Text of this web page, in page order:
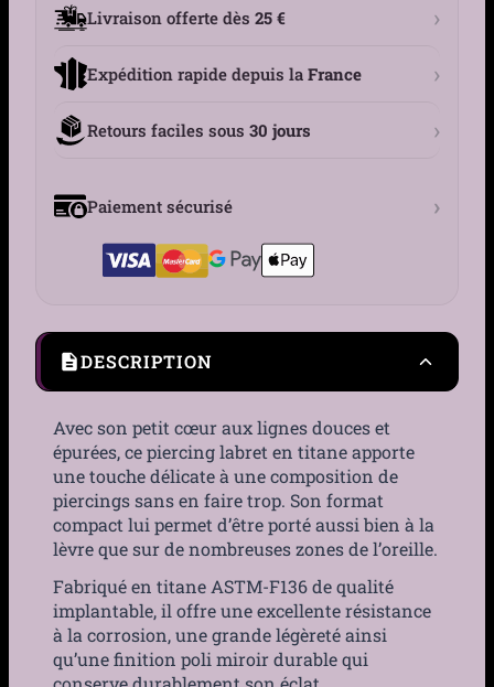
Livraison offerte dès 25 € ›
Expédition rapide depuis la France ›
Retours faciles sous 30 jours ›
Paiement sécurisé ›
DESCRIPTION
Avec son petit cœur aux lignes douces et
épurées, ce piercing labret en titane apporte
une touche délicate à une composition de
piercings sans en faire trop. Son format
compact lui permet d’être porté aussi bien à la
lèvre que sur de nombreuses zones de l’oreille.
Fabriqué en titane ASTM-F136 de qualité
implantable, il offre une excellente résistance
à la corrosion, une grande légèreté ainsi
qu’une finition poli miroir durable qui